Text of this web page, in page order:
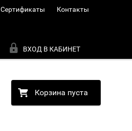
Сертификаты Контакты
ВХОД В КАБИНЕТ
Корзина пуста